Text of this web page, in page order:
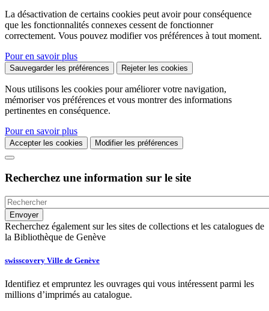
La désactivation de certains cookies peut avoir pour conséquence
que les fonctionnalités connexes cessent de fonctionner
correctement. Vous pouvez modifier vos préférences à tout moment.
Pour en savoir plus
Sauvegarder les préférences Rejeter les cookies
Nous utilisons les cookies pour améliorer votre navigation,
mémoriser vos préférences et vous montrer des informations
pertinentes en conséquence.
Pour en savoir plus
Accepter les cookies Modifier les préférences
Recherchez une information sur le site
Recherchez également sur les sites de collections et les catalogues de
la Bibliothèque de Genève
swisscovery Ville de Genève
Identifiez et empruntez les ouvrages qui vous intéressent parmi les
millions d’imprimés au catalogue.